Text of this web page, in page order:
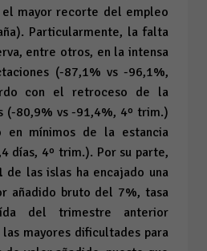
el mayor recorte del empleo
Particularmente, la falta
entre otros, en la intensa
(-87,1% vs-96,1%,
con el retroceso de la
(-80,9% vs-91,4%, 4º trim.)
en mínimos de la estancia
días, 4º trim.). Por su parte,
de las islas ha encajado una
añadido bruto del 7%, tasa
del trimestre anterior
mayores dificultades para